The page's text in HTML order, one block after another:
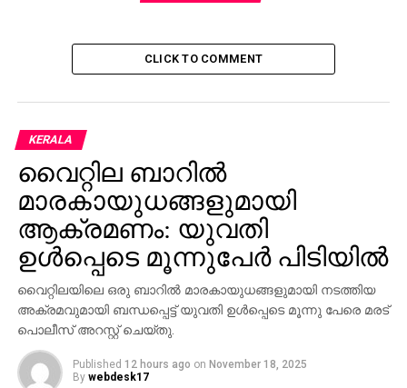
ഫാത്തിമ ഹൈദറിന് പുരസ്‌കാരം
മേഖലയിലെ ഏറ്റവും വലിയ ബാങ്കാവാന്‍
എന്‍.ബി.എ.ഡിയും ഫസ്റ്റ് ഗള്‍ഫ് ബാങ്കും
CLICK TO COMMENT
KERALA
വൈറ്റില ബാറില്‍
മാരകായുധങ്ങളുമായി
ആക്രമണം: യുവതി
ഉള്‍പ്പെടെ മൂന്നുപേര്‍ പിടിയില്‍
വൈറ്റിലയിലെ ഒരു ബാറില്‍ മാരകായുധങ്ങളുമായി നടത്തിയ
അക്രമവുമായി ബന്ധപ്പെട്ട് യുവതി ഉള്‍പ്പെടെ മൂന്നു പേരെ മരട്
പൊലീസ് അറസ്റ്റ് ചെയ്തു.
Published 12 hours ago on November 18, 2025
By webdesk17